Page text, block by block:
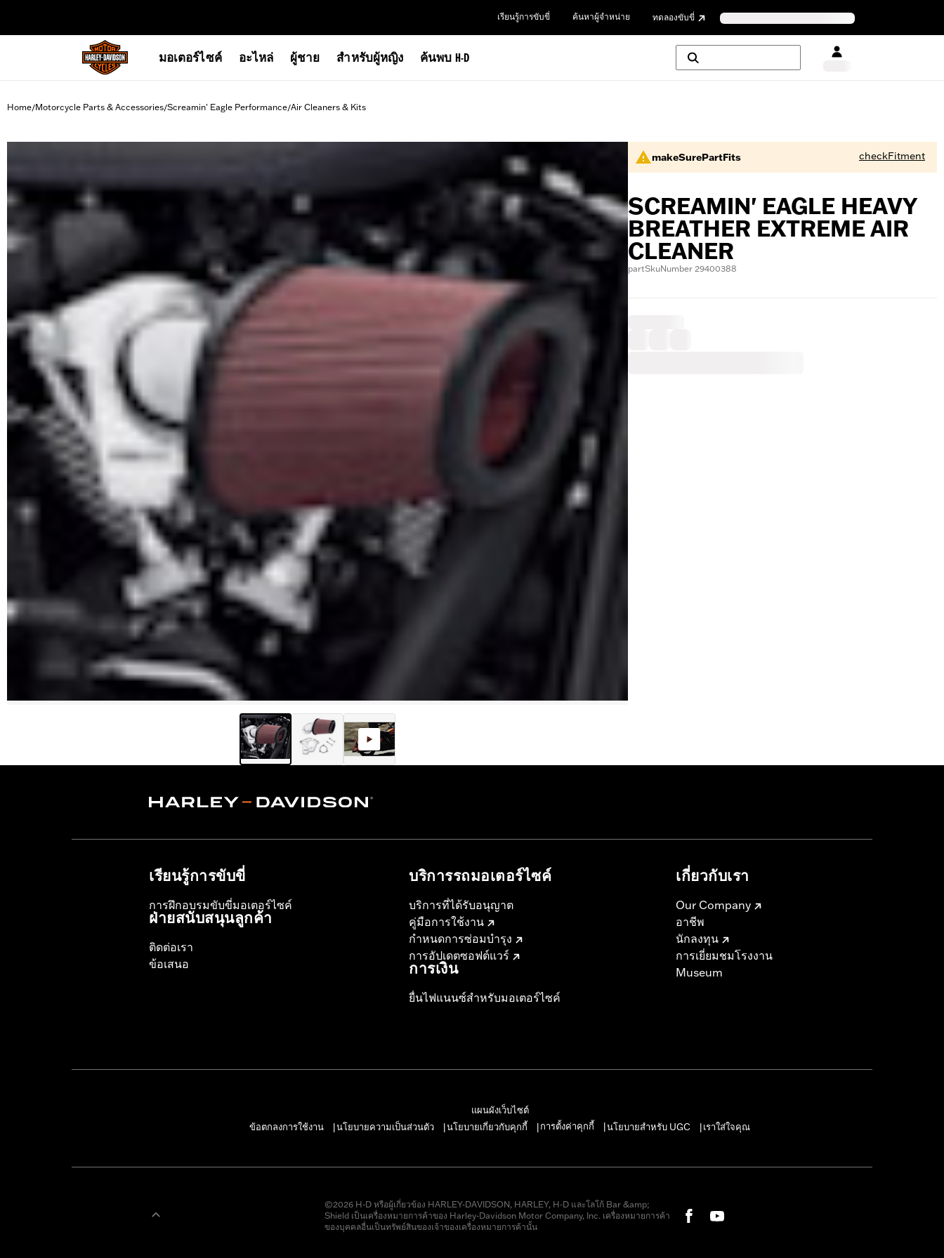
เรียนรู้การขับขี่ ค้นหาผู้จำหน่าย ทดลองขับขี่
มอเตอร์ไซค์ อะไหล่ ผู้ชาย สำหรับผู้หญิง ค้นพบ H-D
Home/Motorcycle Parts & Accessories/Screamin' Eagle Performance/Air Cleaners & Kits
makeSurePartFits checkFitment
SCREAMIN' EAGLE HEAVY
BREATHER EXTREME AIR
CLEANER
partSkuNumber 29400388
เรียนรู้การขับขี่
การฝึกอบรมขับขี่มอเตอร์ไซค์
ฝ่ายสนับสนุนลูกค้า
ติดต่อเรา
ข้อเสนอ
บริการรถมอเตอร์ไซค์​
บริการที่ได้รับอนุญาต
คู่มือการใช้งาน
กำหนดการซ่อมบำรุง
การอัปเดตซอฟต์แวร์
การเงิน
ยื่นไฟแนนซ์สำหรับมอเตอร์ไซค์
เกี่ยวกับเรา
Our Company
อาชีพ
นักลงทุน
การเยี่ยมชมโรงงาน
Museum
แผนผังเว็บไซต์
ข้อตกลงการใช้งาน
นโยบายความเป็นส่วนตัว นโยบายเกี่ยวกับคุกกี้ การตั้งค่าคุกกี้ นโยบายสำหรับ UGC เราใส่ใจคุณ
©2026 H-D หรือผู้เกี่ยวข้อง HARLEY-DAVIDSON, HARLEY, H-D และโลโก้ Bar &amp;
Shield เป็นเครื่องหมายการค้าของ Harley-Davidson Motor Company, Inc. เครื่องหมายการค้า
ของบุคคลอื่นเป็นทรัพย์สินของเจ้าของเครื่องหมายการค้านั้น